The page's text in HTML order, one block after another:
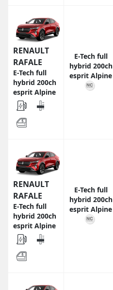
RENAULT
RAFALE
E-Tech full
hybrid 200ch
esprit Alpine
E-Tech full
hybrid 200ch
esprit Alpine
RENAULT
RAFALE
E-Tech full
hybrid 200ch
esprit Alpine
E-Tech full
hybrid 200ch
esprit Alpine